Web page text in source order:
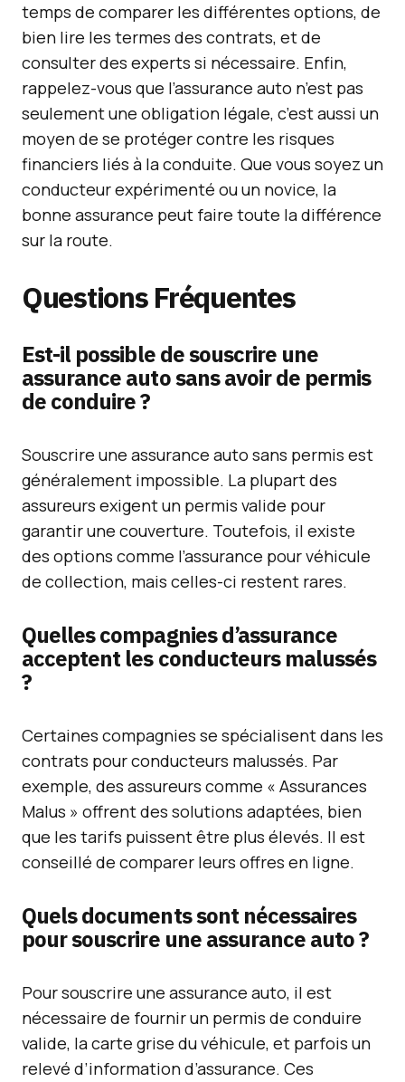
temps de comparer les différentes options, de
bien lire les termes des contrats, et de
consulter des experts si nécessaire. Enfin,
rappelez-vous que l’assurance auto n’est pas
seulement une obligation légale, c’est aussi un
moyen de se protéger contre les risques
financiers liés à la conduite. Que vous soyez un
conducteur expérimenté ou un novice, la
bonne assurance peut faire toute la différence
sur la route.
Questions Fréquentes
Est-il possible de souscrire une
assurance auto sans avoir de permis
de conduire ?
Souscrire une assurance auto sans permis est
généralement impossible. La plupart des
assureurs exigent un permis valide pour
garantir une couverture. Toutefois, il existe
des options comme l’assurance pour véhicule
de collection, mais celles-ci restent rares.
Quelles compagnies d’assurance
acceptent les conducteurs malussés
?
Certaines compagnies se spécialisent dans les
contrats pour conducteurs malussés. Par
exemple, des assureurs comme « Assurances
Malus » offrent des solutions adaptées, bien
que les tarifs puissent être plus élevés. Il est
conseillé de comparer leurs offres en ligne.
Quels documents sont nécessaires
pour souscrire une assurance auto ?
Pour souscrire une assurance auto, il est
nécessaire de fournir un permis de conduire
valide, la carte grise du véhicule, et parfois un
relevé d’information d’assurance. Ces